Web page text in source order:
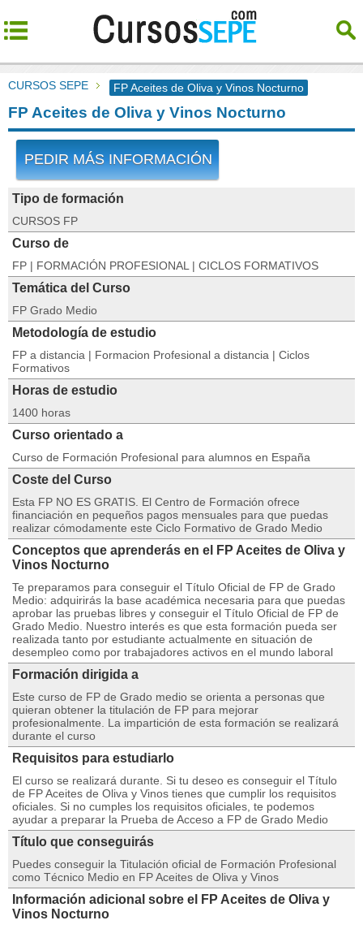
CURSOS SEPE FP Aceites de Oliva y Vinos Nocturno
FP Aceites de Oliva y Vinos Nocturno
PEDIR MÁS INFORMACIÓN
Tipo de formación
CURSOS FP
Curso de
FP | FORMACIÓN PROFESIONAL | CICLOS FORMATIVOS
Temática del Curso
FP Grado Medio
Metodología de estudio
FP a distancia | Formacion Profesional a distancia | Ciclos
Formativos
Horas de estudio
1400 horas
Curso orientado a
Curso de Formación Profesional para alumnos en España
Coste del Curso
Esta FP NO ES GRATIS. El Centro de Formación ofrece
financiación en pequeños pagos mensuales para que puedas
realizar cómodamente este Ciclo Formativo de Grado Medio
Conceptos que aprenderás en el FP Aceites de Oliva y
Vinos Nocturno
Te preparamos para conseguir el Título Oficial de FP de Grado
Medio: adquirirás la base académica necesaria para que puedas
aprobar las pruebas libres y conseguir el Título Oficial de FP de
Grado Medio. Nuestro interés es que esta formación pueda ser
realizada tanto por estudiante actualmente en situación de
desempleo como por trabajadores activos en el mundo laboral
Formación dirigida a
Este curso de FP de Grado medio se orienta a personas que
quieran obtener la titulación de FP para mejorar
profesionalmente. La impartición de esta formación se realizará
durante el curso
Requisitos para estudiarlo
El curso se realizará durante. Si tu deseo es conseguir el Título
de FP Aceites de Oliva y Vinos tienes que cumplir los requisitos
oficiales. Si no cumples los requisitos oficiales, te podemos
ayudar a preparar la Prueba de Acceso a FP de Grado Medio
Título que conseguirás
Puedes conseguir la Titulación oficial de Formación Profesional
como Técnico Medio en FP Aceites de Oliva y Vinos
Información adicional sobre el FP Aceites de Oliva y
Vinos Nocturno